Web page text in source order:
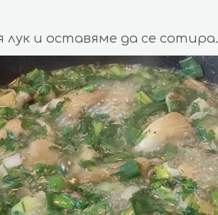
лук и оставяме да се сотира.